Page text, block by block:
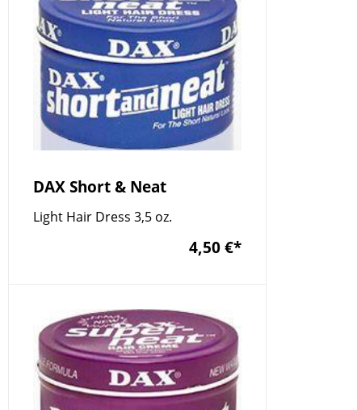
DAX Short & Neat
Light Hair Dress 3,5 oz.
4,50 €*